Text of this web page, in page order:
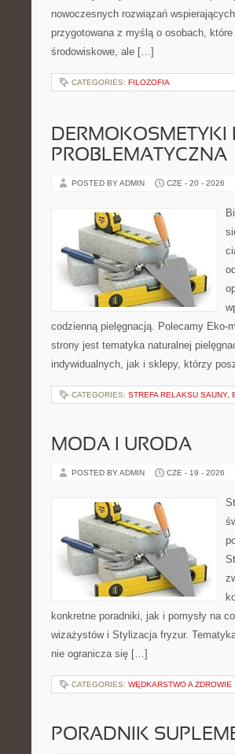
nowoczesnych rozwiązań
przygotowana z myślą o osobach,
środowiskowe, ale […]
CATEGORIES: FILOZOFIA
DERMOKOSMETYKI
PROBLEMATYCZNA
POSTED BY ADMIN CZE - 20 - 2026
codzienną pielęgnacją. Polecamy Eko-
strony jest tematyka naturalnej
indywidualnych, jak i sklepy, którzy
CATEGORIES: STREFA RELAKSU SAUNY,
MODA I URODA
POSTED BY ADMIN CZE - 19 - 2026
konkretne poradniki, jak i pomysły na
wizażystów i Stylizacja fryzur.
nie ogranicza się […]
CATEGORIES: WĘDKARSTWO A ZDROWIE
PORADNIK